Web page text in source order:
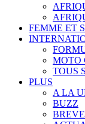
FEMME ET
MOTO
TOUS
PLUS
A LA
BUZZ